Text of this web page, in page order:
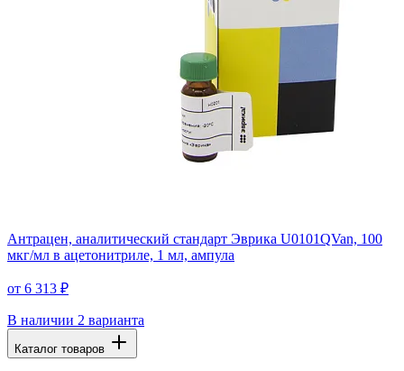
Антрацен, аналитический стандарт Эврика U0101QVan, 100
мкг/мл в ацетонитриле, 1 мл, ампула
от 6 313 ₽
В наличии 2 варианта
Каталог товаров